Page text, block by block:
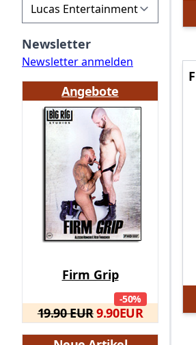
Newsletter
Newsletter anmelden
Angebote
Firm Grip
19.90 EUR9.90EUR
-50%